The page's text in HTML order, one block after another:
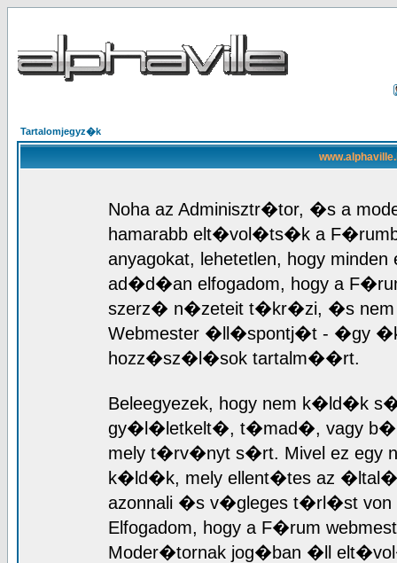
Tartalomjegyz�k
Noha az Adminisztr�tor, �s a
hamarabb elt�vol�ts�k a
anyagokat, lehetetlen, hogy
ad�d�an elfogadom, hogy a
szerz� n�zeteit t�kr�zi, �s nem
Webmester �ll�spontj�t - �gy
hozz�sz�l�sok tartalm��rt.
Beleegyezek, hogy nem k�ld�k
gy�l�letkelt�, t�mad�, vagy
mely t�rv�nyt s�rt. Mivel ez egy
k�ld�k, mely ellent�tes az
azonnali �s v�gleges t�rl�st von
Elfogadom, hogy a F�rum
Moder�tornak jog�ban �ll